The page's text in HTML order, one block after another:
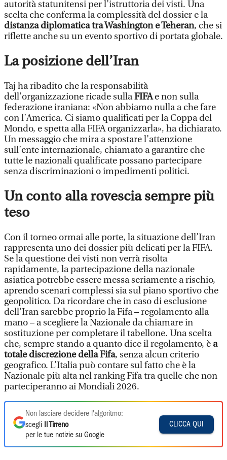
autorità statunitensi per l’istruttoria dei visti. Una
scelta che conferma la complessità del dossier e la
distanza diplomatica tra Washington e Teheran, che si
riflette anche su un evento sportivo di portata globale.
La posizione dell’Iran
Taj ha ribadito che la responsabilità
dell’organizzazione ricade sullaFIFAe non sulla
federazione iraniana: «Non abbiamo nulla a che fare
con l’America. Ci siamo qualificati per la Coppa del
Mondo, e spetta alla FIFA organizzarla», ha dichiarato.
Un messaggio che mira a spostare l’attenzione
sull’ente internazionale, chiamato a garantire che
tutte le nazionali qualificate possano partecipare
senza discriminazioni o impedimenti politici.
Un conto alla rovescia sempre più
teso
Con il torneo ormai alle porte, la situazione dell’Iran
rappresenta uno dei dossier più delicati per la FIFA.
Se la questione dei visti non verrà risolta
rapidamente, la partecipazione della nazionale
asiatica potrebbe essere messa seriamente a rischio,
aprendo scenari complessi sia sul piano sportivo che
geopolitico. Da ricordare che in caso di esclusione
dell’Iran sarebbe proprio la Fifa – regolamento alla
mano – a scegliere la Nazionale da chiamare in
sostituzione per completare il tabellone. Una scelta
che, sempre stando a quanto dice il regolamento, è a
totale discrezione della Fifa, senza alcun criterio
geografico. L’Italia può contare sul fatto che è la
Nazionale più alta nel ranking Fifa tra quelle che non
parteciperanno ai Mondiali 2026.
Non lasciare decidere l'algoritmo:
scegli
Il Tirreno
per le tue notizie su Google
CLICCA QUI